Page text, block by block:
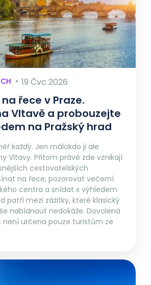
19 Čvc 2026
řece v Praze.
Vltavě a probouzejte
na Pražský hrad
každý. Jen málokdo ji ale
Vltavy. Přitom právě zde vznikají
cestovatelských
na řece, pozorovat večerní
centra a snídat s výhledem
patří mezi zážitky, které klasický
nabídnout nedokáže. Dovolená
není určena pouze turistům ze